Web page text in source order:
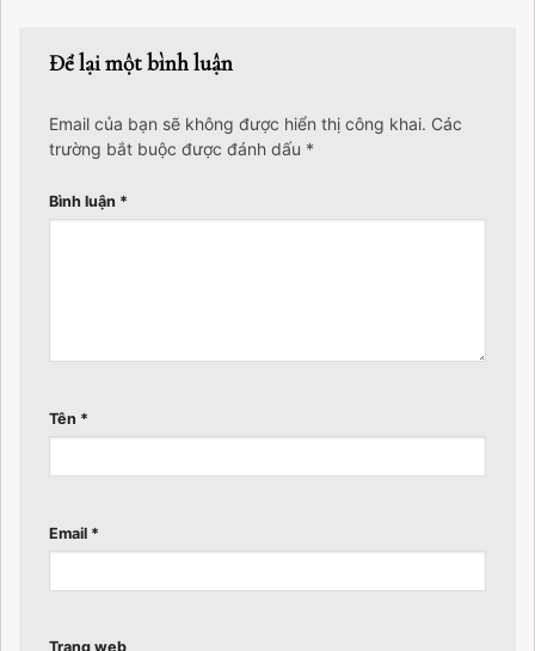
Để lại một bình luận
Email của bạn sẽ không được hiển thị công khai. Các
trường bắt buộc được đánh dấu *
Bình luận *
Tên *
Email *
Trang web